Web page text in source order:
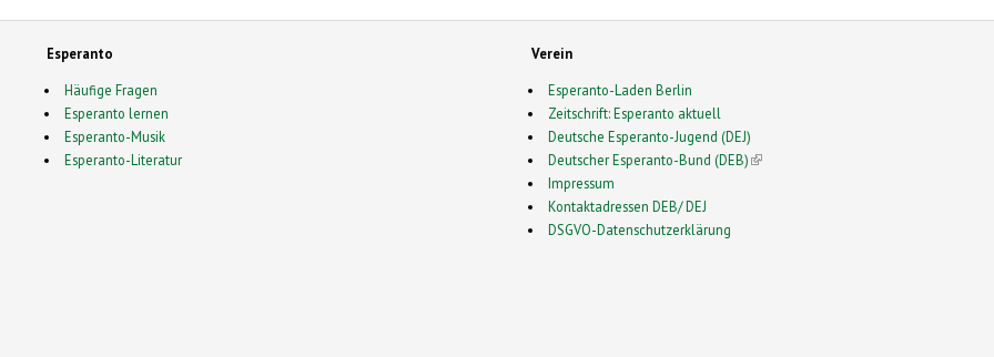
Esperanto
Häufige Fragen
Esperanto lernen
Esperanto-Musik
Esperanto-Literatur
Verein
Esperanto-Laden Berlin
Zeitschrift: Esperanto aktuell
Deutsche Esperanto-Jugend (DEJ)
Deutscher Esperanto-Bund (DEB)(link is external)
Impressum
Kontaktadressen DEB/ DEJ
DSGVO-Datenschutzerklärung